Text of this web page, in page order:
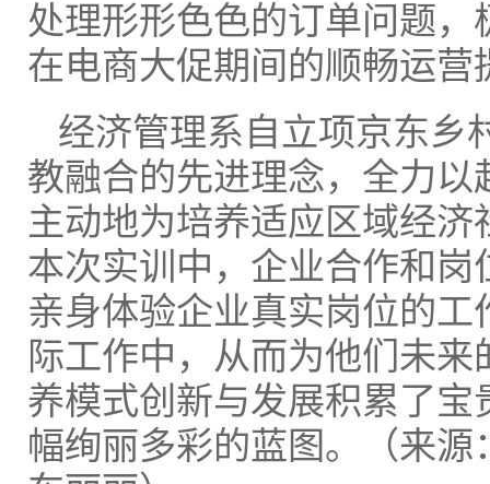
处理形形色色的订单问题
在电商大促期间的顺畅运营
经济管理系自立项京东乡
教融合的先进理念，全力
主动地为培养适应区域经
本次实训中，企业合作和
亲身体验企业真实岗位的
际工作中，从而为他们未
养模式创新与发展积累了
幅绚丽多彩的蓝图。（来